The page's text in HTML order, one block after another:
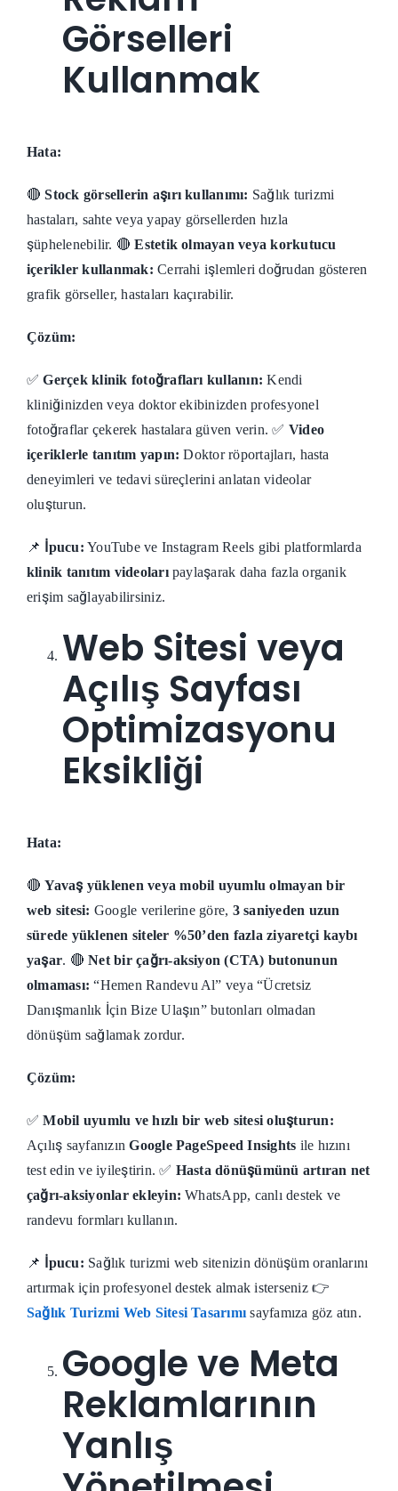
Görselleri
Kullanmak
Hata:
🔴Stock görsellerin aşırı kullanımı: Sağlık turizmi
hastaları, sahte veya yapay görsellerden hızla
şüphelenebilir. 🔴Estetik olmayan veya korkutucu
içerikler kullanmak: Cerrahi işlemleri doğrudan gösteren
grafik görseller, hastaları kaçırabilir.
Çözüm:
✅Gerçek klinik fotoğrafları kullanın: Kendi
kliniğinizden veya doktor ekibinizden profesyonel
fotoğraflar çekerek hastalara güven verin. ✅ Video
içeriklerle tanıtım yapın: Doktor röportajları, hasta
deneyimleri ve tedavi süreçlerini anlatan videolar
oluşturun.
📌 İpucu: YouTube ve Instagram Reels gibi platformlarda
klinik tanıtım videolarıpaylaşarak daha fazla organik
erişim sağlayabilirsiniz.
Web Sitesi veya
Açılış Sayfası
Optimizasyonu
Eksikliği
Hata:
🔴Yavaş yüklenen veya mobil uyumlu olmayan bir
web sitesi: Google verilerine göre, 3 saniyeden uzun
sürede yüklenen siteler %50’den fazla ziyaretçi kaybı
yaşar. 🔴Net bir çağrı-aksiyon (CTA) butonunun
olmaması: “Hemen Randevu Al” veya “Ücretsiz
Danışmanlık İçin Bize Ulaşın” butonları olmadan
dönüşüm sağlamak zordur.
Çözüm:
✅Mobil uyumlu ve hızlı bir web sitesi oluşturun:
Açılış sayfanızınGoogle PageSpeed Insights ile hızını
test edin ve iyileştirin. ✅ Hasta dönüşümünü artıran net
çağrı-aksiyonlar ekleyin: WhatsApp, canlı destek ve
randevu formları kullanın.
📌 İpucu: Sağlık turizmi web sitenizin dönüşüm oranlarını
artırmak için profesyonel destek almak isterseniz 👉
Sağlık Turizmi Web Sitesi Tasarımı sayfamıza göz atın.
Google ve Meta
Reklamlarının
Yanlış